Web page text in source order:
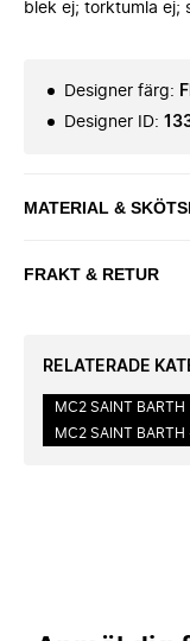
blek ej; torktumla ej;
Designer färg:
Designer ID:
MATERIAL &
FRAKT & RETUR
RELATERADE
MC2 SAINT BARTH
MC2 SAINT BARTH